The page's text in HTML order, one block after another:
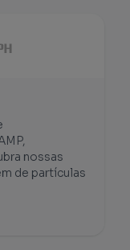
nossas
de partículas